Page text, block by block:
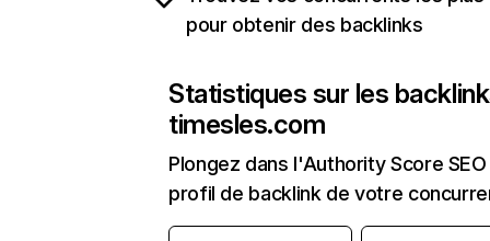
pour obtenir des backlinks
Statistiques sur les
timesles.com
Plongez dans l'Authority Score
profil de backlink de votre